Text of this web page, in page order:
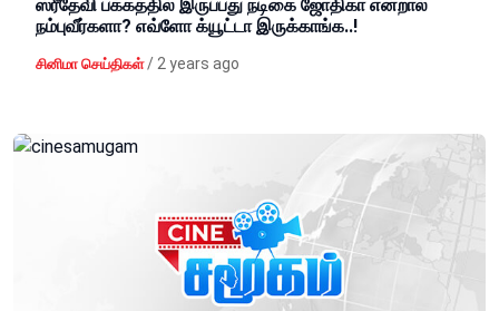
ஸ்ரீதேவி பக்கத்தில் இருப்பது நடிகை ஜோதிகா என்றால்
நம்புவீர்களா? எவ்ளோ க்யூட்டா இருக்காங்க..!
சினிமா செய்திகள் / 2 years ago